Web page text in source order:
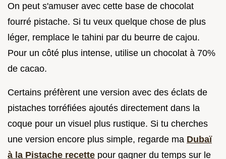
On peut s'amuser avec cette base de chocolat
fourré pistache. Si tu veux quelque chose de plus
léger, remplace le tahini par du beurre de cajou.
Pour un côté plus intense, utilise un chocolat à 70%
de cacao.
Certains préfèrent une version avec des éclats de
pistaches torréfiées ajoutés directement dans la
coque pour un visuel plus rustique. Si tu cherches
une version encore plus simple, regarde ma Dubaï
à la Pistache recette pour gagner du temps sur le